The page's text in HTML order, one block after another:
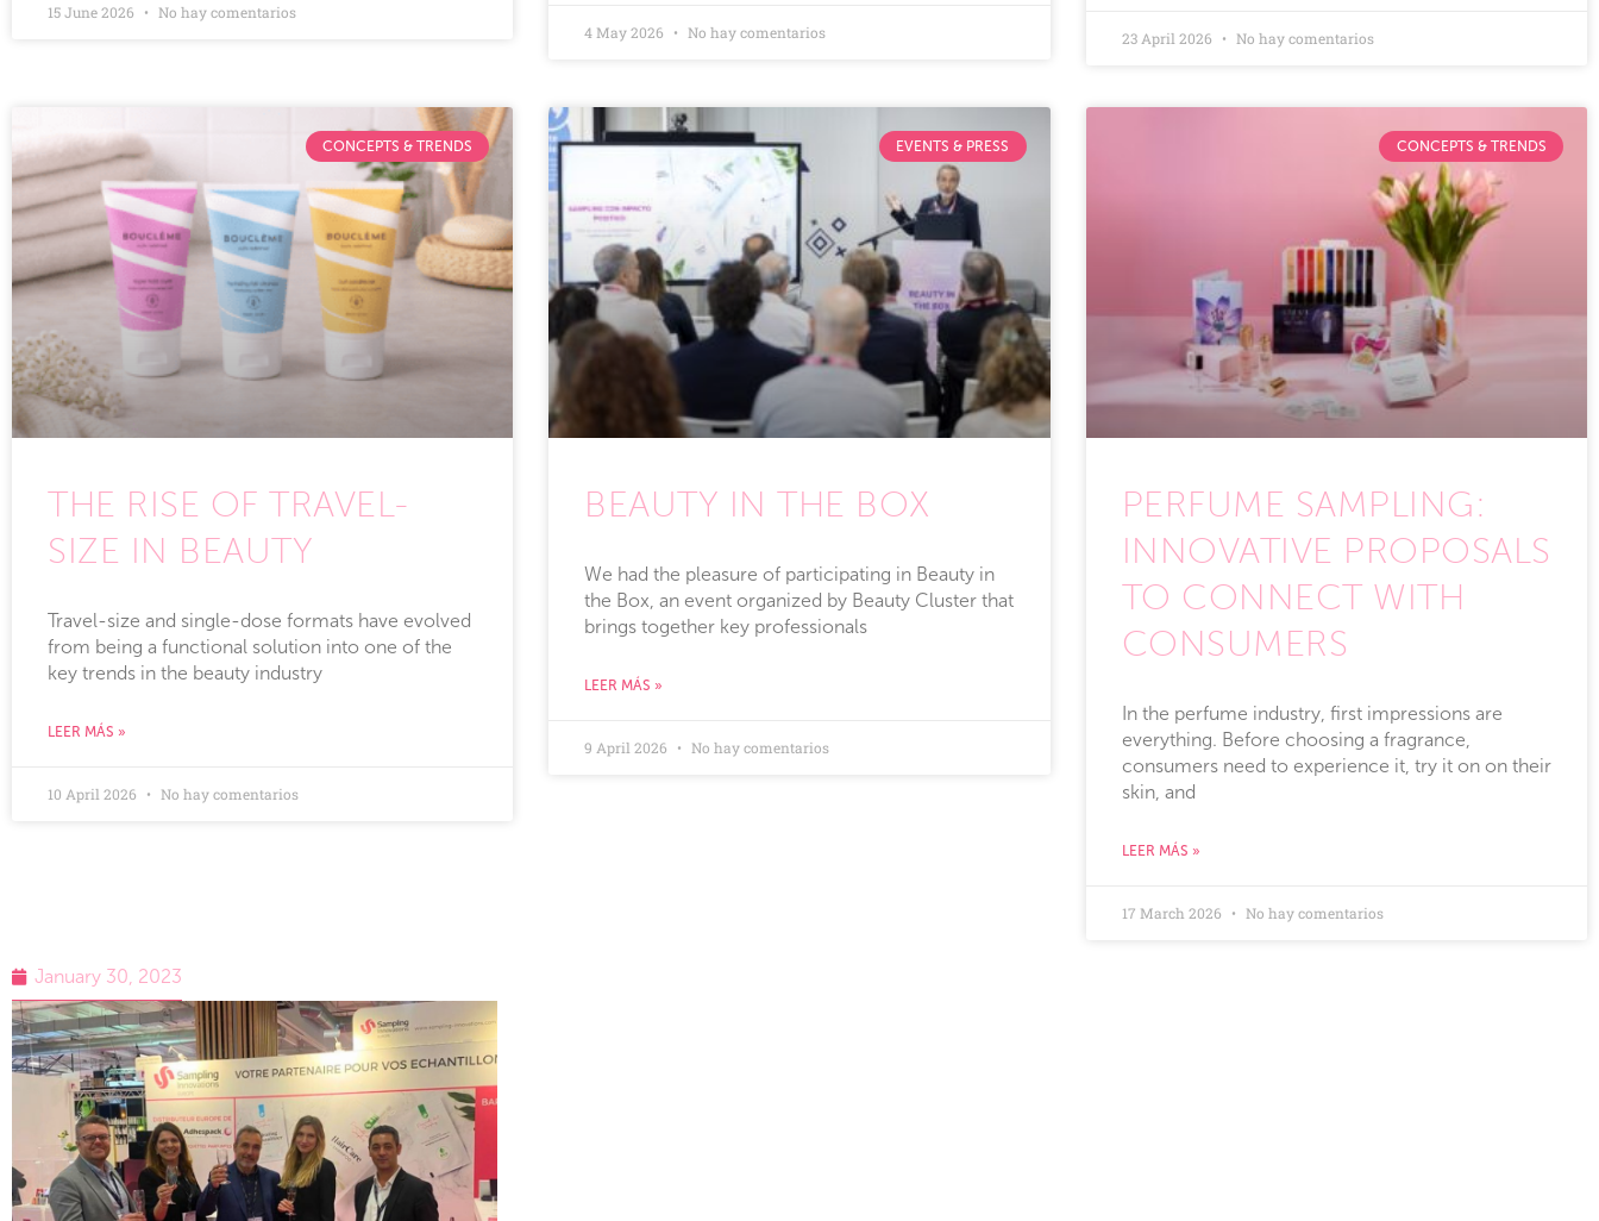
15 June 2026 No hay comentarios
4 May 2026 No hay comentarios 23 April 2026 No hay comentarios
CONCEPTS & TRENDS
THE RISE OF TRAVEL-
SIZE IN BEAUTY
Travel-size and single-dose formats have evolved
from being a functional solution into one of the
key trends in the beauty industry
LEER MÁS »
10 April 2026 No hay comentarios
EVENTS & PRESS
BEAUTY IN THE BOX
We had the pleasure of participating in Beauty in
the Box, an event organized by Beauty Cluster that
brings together key professionals
LEER MÁS »
9 April 2026 No hay comentarios
CONCEPTS & TRENDS
PERFUME SAMPLING:
INNOVATIVE PROPOSALS
TO CONNECT WITH
CONSUMERS
In the perfume industry, first impressions are
everything. Before choosing a fragrance,
consumers need to experience it, try it on on their
skin, and
LEER MÁS »
17 March 2026 No hay comentarios
January 30, 2023